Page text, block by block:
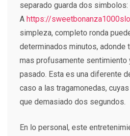
separado guarda dos
A https://
simpleza, completo ronda
determinados minutos, adonde
mas profusamente sentimiento
pasado. Esta es una diferente
caso a las tragamonedas,
que demasiado dos segundos.
En lo personal, este